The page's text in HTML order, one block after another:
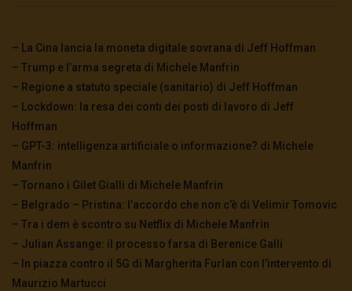
31 0 0
0
265 0
– La Cina lancia la moneta digitale sovrana di Jeff Hoffman
– Trump e l’arma segreta di Michele Manfrin
– Regione a statuto speciale (sanitario) di Jeff Hoffman
– Lockdown: la resa dei conti dei posti di lavoro di Jeff
Hoffman
– GPT-3: intelligenza artificiale o informazione? di Michele
Manfrin
– Tornano i Gilet Gialli di Michele Manfrin
– Belgrado – Pristina: l’accordo che non c’è di Velimir Tomovic
– Tra i dem è scontro su Netflix di Michele Manfrin
– Julian Assange: il processo farsa di Berenice Galli
– In piazza contro il 5G di Margherita Furlan con l’intervento di
Maurizio Martucci